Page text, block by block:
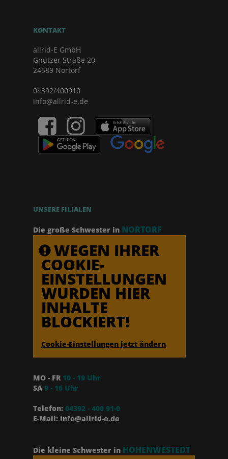
KONTAKT
allrid-E GmbH
Gnutzer Straße 20
24589 Nortorf
04392/400910
info@allrid-e.de
UNSERE FILIALEN
Die große Schwester in NORTORF
WEGEN IHRER
COOKIE-
EINSTELLUNGEN
WURDEN HIER
INHALTE
BLOCKIERT!
Cookie-Einstellungen jetzt ändern
MO - FR 10 - 19 Uhr
SA 9 - 16 Uhr
Telefon: 04392 - 400 91-0
E-Mail: info@allrid-e.de
Die kleine Schwester in HOHENWESTEDT